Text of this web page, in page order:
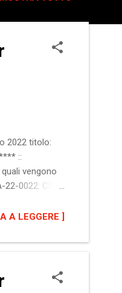
titolo:
::
vengono
0022: CSRF
alla
A LEGGERE ]